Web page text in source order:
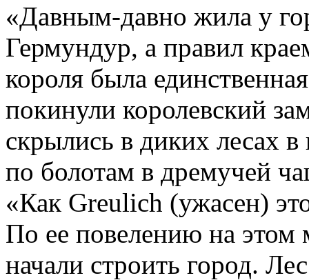
«Давным-давно жила у
Гермундур, а правил
короля была
покинули королевский
скрылись в диких лесах
по болотам в дремучей
«Как Greulich (ужасен)
По ее повелению на этом
начали строить город.